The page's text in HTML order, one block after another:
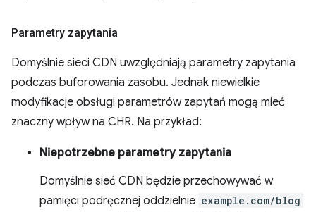
Parametry zapytania
Domyślnie sieci CDN uwzględniają parametry zapytania
podczas buforowania zasobu. Jednak niewielkie
modyfikacje obsługi parametrów zapytań mogą mieć
znaczny wpływ na CHR. Na przykład:
Niepotrzebne parametry zapytania
Domyślnie sieć CDN będzie przechowywać w
pamięci podręcznej oddzielnie example.com/blog